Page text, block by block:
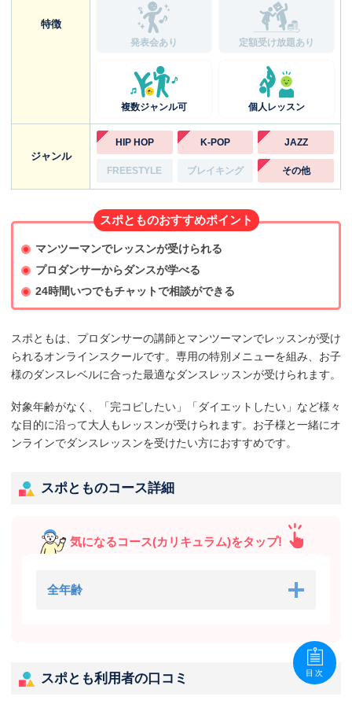
特徴
発表会あり 定額受け放題あり
複数ジャンル可 個人レッスン
ジャンル
HIP HOP K-POP JAZZ
FREESTYLE ブレイキング その他
スポとものおすすめポイント
マンツーマンでレッスンが受けられる
プロダンサーからダンスが学べる
24時間いつでもチャットで相談ができる
スポともは、プロダンサーの講師とマンツーマンでレッスンが受け
られるオンラインスクールです。専用の特別メニューを組み、お子
様のダンスレベルに合った最適なダンスレッスンが受けられます。
対象年齢がなく、「完コピしたい」「ダイエットしたい」など様々
な目的に沿って大人もレッスンが受けられます。お子様と一緒にオ
ンラインでダンスレッスンを受けたい方におすすめです。
スポとものコース詳細
気になるコース(カリキュラム)をタップ!
全年齢
スポとも利用者の口コミ 目次